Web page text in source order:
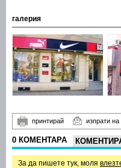
галерия
принтирай изпрати на
0 КОМЕНТАРА
За да пишете тук, моля